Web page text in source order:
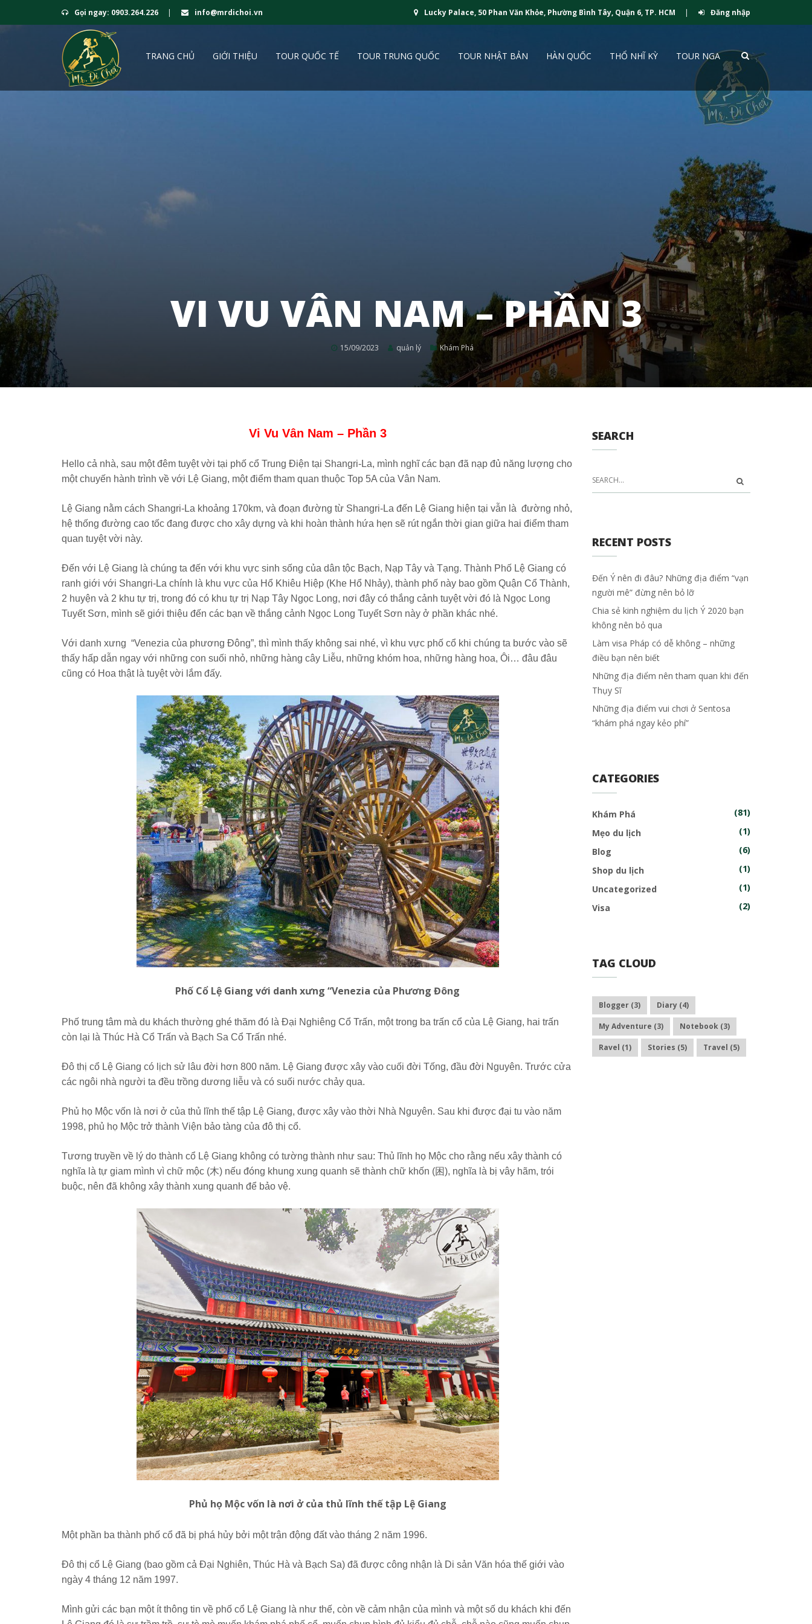
Gọi ngay: 0903.264.226 | info@mrdichoi.vn Lucky Palace, 50 Phan Văn Khỏe, Phường Bình Tây, Quận 6, TP. HCM | Đăng nhập
TRANG CHỦ GIỚI THIỆU TOUR QUỐC TẾ TOUR TRUNG QUỐC TOUR NHẬT BẢN HÀN QUỐC THỔ NHĨ KỲ TOUR NGA
VI VU VÂN NAM – PHẦN 3
15/09/2023 quản lý Khám Phá
Vi Vu Vân Nam – Phần 3
Hello cả nhà, sau một đêm tuyệt vời tại phố cổ Trung Điện tại Shangri-La, mình nghĩ các bạn đã nạp đủ năng lượng cho
một chuyến hành trình về với Lệ Giang, một điểm tham quan thuộc Top 5A của Vân Nam.
Lệ Giang nằm cách Shangri-La khoảng 170km, và đoạn đường từ Shangri-La đến Lệ Giang hiện tại vẫn là đường nhỏ,
hệ thống đường cao tốc đang được cho xây dựng và khi hoàn thành hứa hẹn sẽ rút ngắn thời gian giữa hai điểm tham
quan tuyệt vời này.
Đến với Lệ Giang là chúng ta đến với khu vực sinh sống của dân tộc Bạch, Nạp Tây và Tạng. Thành Phố Lệ Giang có
ranh giới với Shangri-La chính là khu vực của Hổ Khiêu Hiệp (Khe Hổ Nhảy), thành phố này bao gồm Quận Cổ Thành,
2 huyện và 2 khu tự trị, trong đó có khu tự trị Nạp Tây Ngọc Long, nơi đây có thắng cảnh tuyệt vời đó là Ngọc Long
Tuyết Sơn, mình sẽ giới thiệu đến các bạn về thắng cảnh Ngọc Long Tuyết Sơn này ở phần khác nhé.
Với danh xưng “Venezia của phương Đông”, thì mình thấy không sai nhé, vì khu vực phố cổ khi chúng ta bước vào sẽ
thấy hấp dẫn ngay với những con suối nhỏ, những hàng cây Liễu, những khóm hoa, những hàng hoa, Ôi… đâu đâu
cũng có Hoa thật là tuyệt vời lắm đấy.
Phố Cổ Lệ Giang với danh xưng “Venezia của Phương Đông
Phố trung tâm mà du khách thường ghé thăm đó là Đại Nghiêng Cổ Trấn, một trong ba trấn cổ của Lệ Giang, hai trấn
còn lại là Thúc Hà Cổ Trấn và Bạch Sa Cổ Trấn nhé.
Đô thị cổ Lệ Giang có lịch sử lâu đời hơn 800 năm. Lệ Giang được xây vào cuối đời Tống, đầu đời Nguyên. Trước cửa
các ngôi nhà người ta đều trồng dương liễu và có suối nước chảy qua.
Phủ họ Mộc vốn là nơi ở của thủ lĩnh thế tập Lệ Giang, được xây vào thời Nhà Nguyên. Sau khi được đại tu vào năm
1998, phủ họ Mộc trở thành Viện bảo tàng của đô thị cổ.
Tương truyền về lý do thành cổ Lệ Giang không có tường thành như sau: Thủ lĩnh họ Mộc cho rằng nếu xây thành có
nghĩa là tự giam mình vì chữ mộc (木) nếu đóng khung xung quanh sẽ thành chữ khốn (困), nghĩa là bị vây hãm, trói
buộc, nên đã không xây thành xung quanh để bảo vệ.
Phủ họ Mộc vốn là nơi ở của thủ lĩnh thế tập Lệ Giang
Một phần ba thành phố cổ đã bị phá hủy bởi một trận động đất vào tháng 2 năm 1996.
Đô thị cổ Lệ Giang (bao gồm cả Đại Nghiên, Thúc Hà và Bạch Sa) đã được công nhận là Di sản Văn hóa thế giới vào
ngày 4 tháng 12 năm 1997.
Mình gửi các bạn một ít thông tin về phố cổ Lệ Giang là như thế, còn về cảm nhận của mình và một số du khách khi đến
SEARCH
RECENT POSTS
Đến Ý nên đi đâu? Những địa điểm “vạn
người mê” đừng nên bỏ lỡ
Chia sẻ kinh nghiệm du lịch Ý 2020 bạn
không nên bỏ qua
Làm visa Pháp có dễ không – những
điều bạn nên biết
Những địa điểm nên tham quan khi đến
Thụy Sĩ
Những địa điểm vui chơi ở Sentosa
“khám phá ngay kẻo phí”
CATEGORIES
Khám Phá
(81)
Mẹo du lịch
(1)
Blog
(6)
Shop du lịch
(1)
Uncategorized
(1)
Visa
(2)
TAG CLOUD
Blogger(3) Diary(4)
My Adventure (3) Notebook(3)
Ravel (1) Stories (5) Travel (5)